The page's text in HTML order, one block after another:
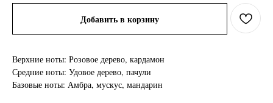
Добавить в корзину
Верхние ноты: Розовое дерево, кардамон
Средние ноты: Удовое дерево, пачули
Базовые ноты: Амбра, мускус, мандарин